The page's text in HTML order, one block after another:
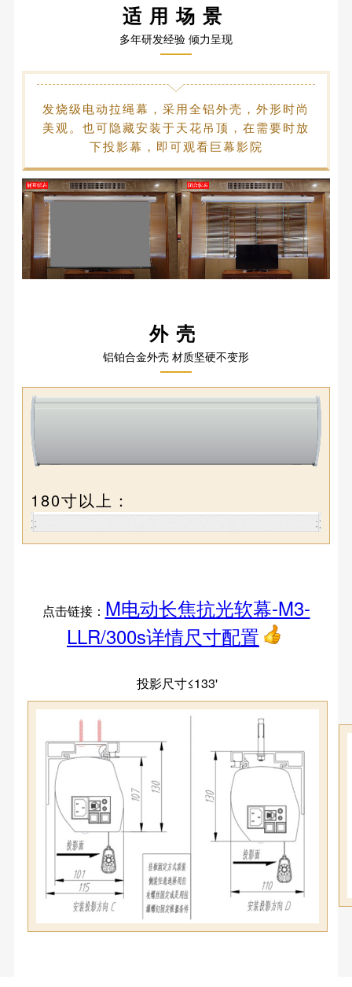
适用场景
多年研发经验 倾力呈现
发烧级电动拉绳幕，采用全铝外壳，外形时尚
美观。也可隐藏安装于天花吊顶，在需要时放
下投影幕，即可观看巨幕影院
外壳
铝铂合金外壳 材质坚硬不变形
180寸以上：
点击链接： M电动长焦抗光软幕-M3-
LLR/300s详情尺寸配置
投影尺寸≤133'